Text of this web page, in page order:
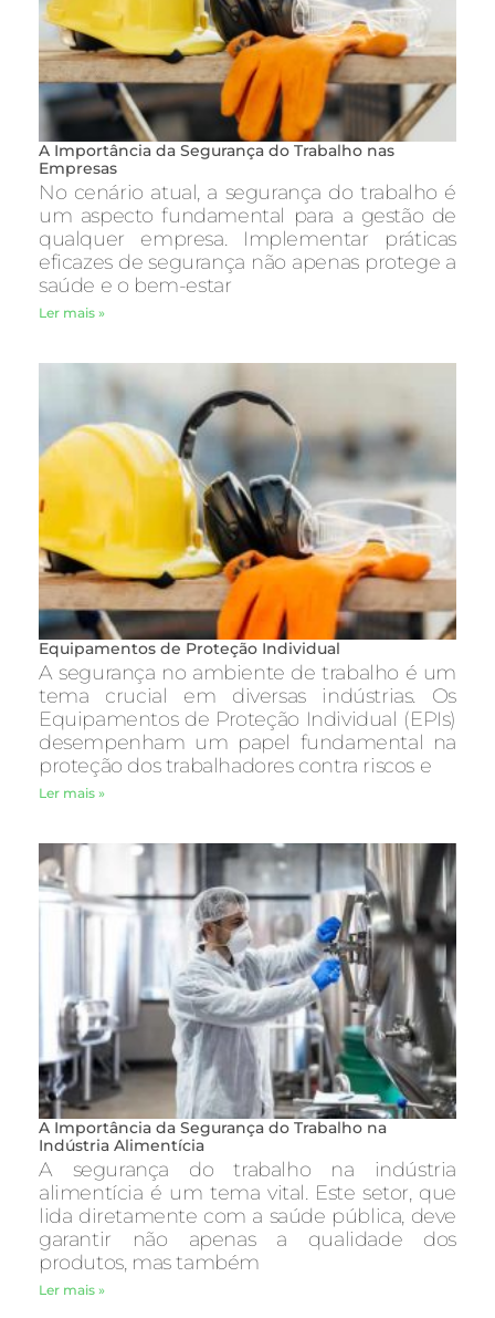
A Importância da Segurança do Trabalho nas
Empresas
No cenário atual, a segurança do trabalho é
um aspecto fundamental para a gestão de
qualquer empresa. Implementar práticas
eficazes de segurança não apenas protege a
saúde e o bem-estar
Ler mais »
Equipamentos de Proteção Individual
A segurança no ambiente de trabalho é um
tema crucial em diversas indústrias. Os
Equipamentos de Proteção Individual (EPIs)
desempenham um papel fundamental na
proteção dos trabalhadores contra riscos e
Ler mais »
A Importância da Segurança do Trabalho na
Indústria Alimentícia
A segurança do trabalho na indústria
alimentícia é um tema vital. Este setor, que
lida diretamente com a saúde pública, deve
garantir não apenas a qualidade dos
produtos, mas também
Ler mais »